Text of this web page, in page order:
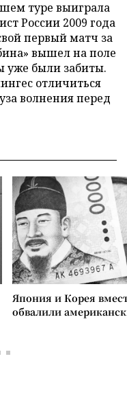
туре выиграла
России 2009 года
первый матч за
вышел на поле
уже были забиты.
отличиться
волнения перед
Япония и Корея
обвалили